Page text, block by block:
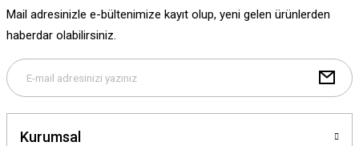
Bu ürüne benzer farklı alternatifler olmalı.
Mail adresinizle e-bültenimize kayıt olup, yeni gelen ürünlerden
haberdar olabilirsiniz.
Kurumsal